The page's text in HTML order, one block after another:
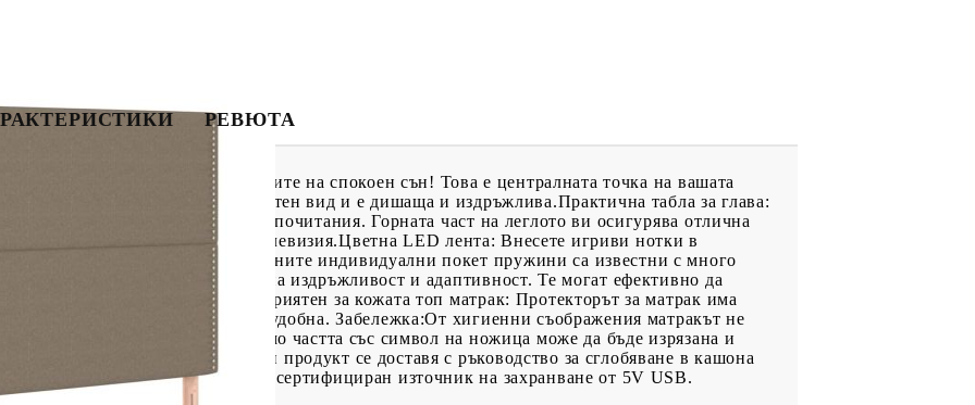
РЕВЮТА
с матрак и LED, за да се насладите на спокоен сън! Това е централната точка на вашата
се отличава със семпъл и изчистен вид и е дишаща и издръжлива.Практична табла за глава:
на височина според вашите предпочитания. Горната част на леглото ви осигурява отлична
за да четете или гледате телевизия.Цветна LED лента: Внесете игриви нотки в
пружинен матрак: Вградените индивидуални покет пружини са известни с много
осигуряват високо ниво на издръжливост и адаптивност. Те могат ефективно да
от мятане и въртене.Благоприятен за кожата топ матрак: Протекторът за матрак има
материя, което я прави мека и удобна. Забележка:От хигиенни съображения матракът не
е отстранена или отворена.Само частта със символ на ножица може да бъде изрязана и
както преди.Всеки продукт се доставя с ръководство за сглобяване в кашона
USB конектор, но не е включен сертифициран източник на захранване от 5V USB.